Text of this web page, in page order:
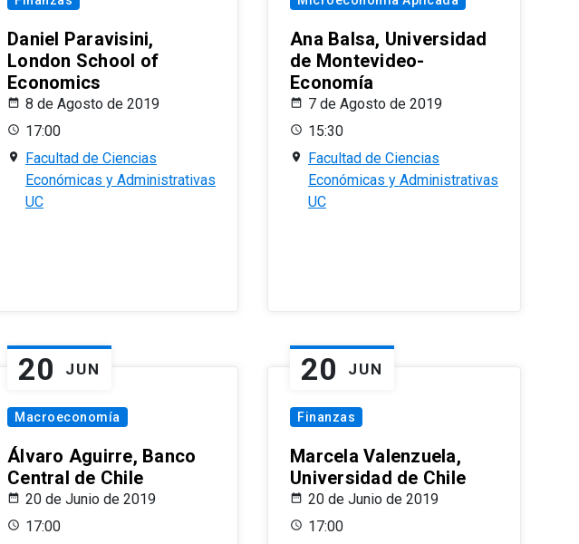
Daniel Paravisini,
London School of
Economics
8 de Agosto de 2019
17:00
Facultad de Ciencias
Económicas y Administrativas
UC
Ana Balsa, Universidad
de Montevideo-
Economía
7 de Agosto de 2019
15:30
Facultad de Ciencias
Económicas y Administrativas
UC
20 JUN
Macroeconomía
Álvaro Aguirre, Banco
Central de Chile
20 de Junio de 2019
17:00
20 JUN
Finanzas
Marcela Valenzuela,
Universidad de Chile
20 de Junio de 2019
17:00